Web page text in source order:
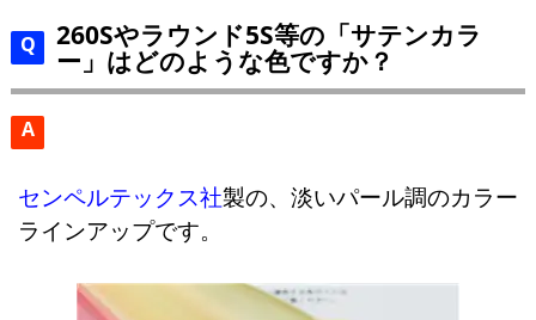
260Sやラウンド5S等の「サテンカラ
ー」はどのような色ですか？
A
センペルテックス社製の、淡いパール調のカラー
ラインアップです。